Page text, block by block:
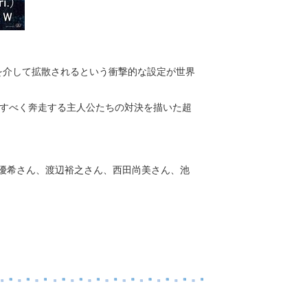
して拡散されるという衝撃的な設定が世界
べく奔走する主人公たちの対決を描いた超
さん、渡辺裕之さん、西田尚美さん、池